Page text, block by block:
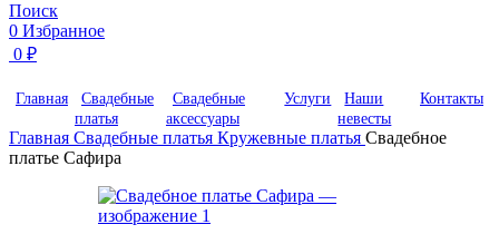
Поиск
0 Избранное
0 ₽
Главная
Свадебные
платья
Свадебные
аксессуары
Услуги
Наши
невесты
Контакты
Главная Свадебные платья Кружевные платья Свадебное
платье Сафира